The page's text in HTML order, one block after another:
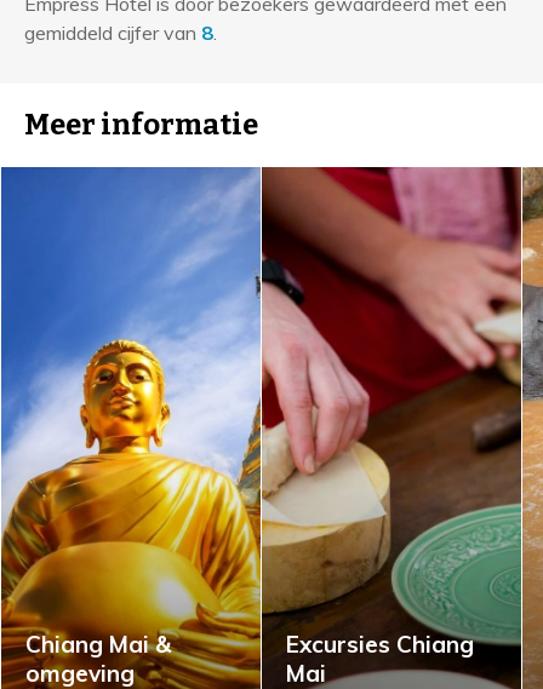
gemiddeld cijfer van 8.
Meer informatie
Chiang Mai &
omgeving
Excursies Chiang
Mai